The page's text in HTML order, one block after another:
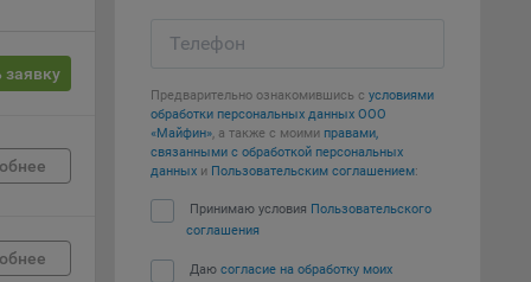
заявку
Телефон
Предварительно ознакомившись с условиями
обработки персональных данных ООО
«Майфин», а также с моими правами,
связанными с обработкой персональных
данных и Пользовательским соглашением:
Принимаю условия Пользовательского
соглашения
Даю согласие на обработку моих